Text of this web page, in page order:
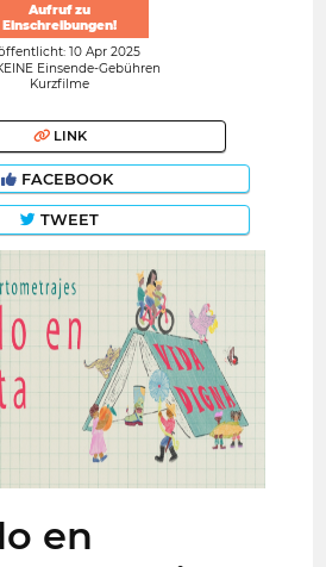
Aufruf zu
Einschreibungen!
10 Apr 2025
Einsende-Gebühren
Kurzfilme
LINK
FACEBOOK
TWEET
en